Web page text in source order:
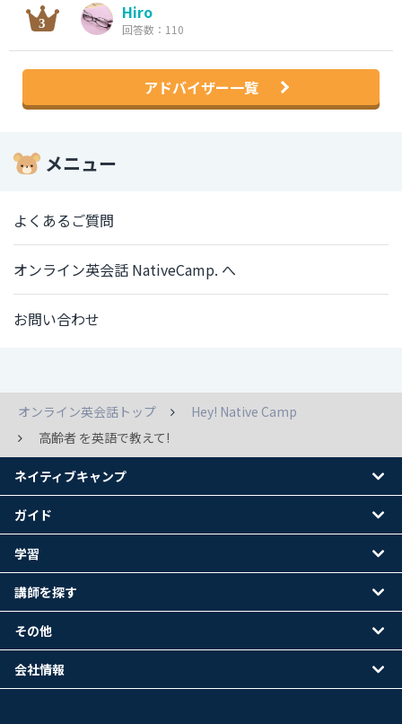
Hiro
回答数：110
アドバイザー一覧
メニュー
よくあるご質問
オンライン英会話 NativeCamp. へ
お問い合わせ
オンライン英会話トップ
Hey! Native Camp
高齢者 を英語で教えて!
ネイティブキャンプ
ガイド
学習
講師を探す
その他
会社情報